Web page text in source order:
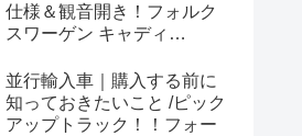
仕様＆観音開き！フォルク
スワーゲン キャディ
並行輸入車｜購入する前に
知っておきたいこと /ピック
アップトラック！！フォー